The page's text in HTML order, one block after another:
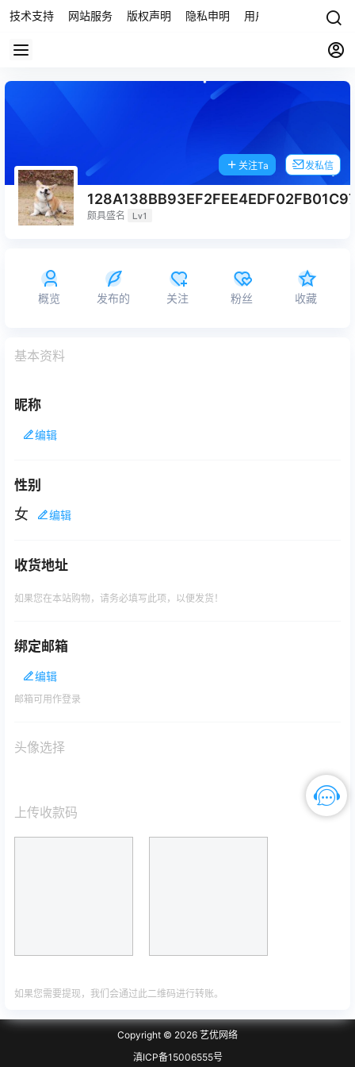
技术支持 网站服务 版权声明 隐私申明 用户协议 联系我们
颇具盛名 Lv1
关注Ta 发私信
概览 发布的 关注 粉丝 收藏
基本资料
昵称
编辑
性别
女 编辑
收货地址
如果您在本站购物，请务必填写此项，以便发货！
绑定邮箱
编辑
邮箱可用作登录
头像选择
上传收款码
如果您需要提现，我们会通过此二维码进行转账。
Copyright © 2026 艺优网络
滇ICP备15006555号